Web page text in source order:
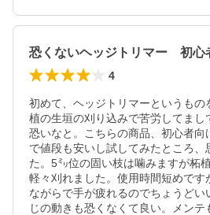
4
初めて、ヘッジトリマーというもの
植の生垣の刈り込みで苦労してまし
恐いなと。こちらの商品、初心者向
で値段も安いし試してみたところ、
た。5㍉位の固い枝は噛みますが柘
軽々刈れました。使用時間短めです
ながらで手が疲れるのでちょうど
じの動きも恐くなくて良い。メン